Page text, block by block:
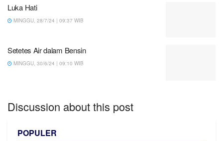
Luka Hati
MINGGU, 28/7/24 | 09:37 WIB
Setetes Air dalam Bensin
MINGGU, 30/6/24 | 09:10 WIB
Discussion about this post
POPULER